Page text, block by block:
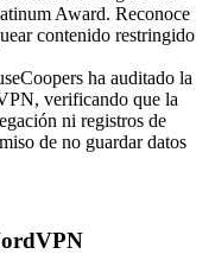
Award. Reconoce
contenido restringido
ha auditado la
verificando que la
ni registros de
de no guardar datos